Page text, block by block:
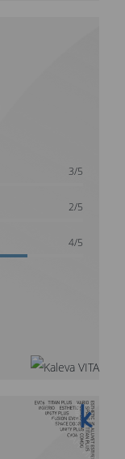
3/5
2/5
4/5
10 ЛЕТ ГАРАНТИИ